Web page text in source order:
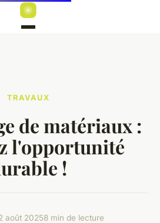
TRAVAUX
de matériaux :
l'opportunité
!
août 20258 min de lecture